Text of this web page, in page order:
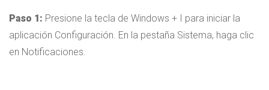
Paso 1: Presione la tecla de Windows + I para iniciar la
aplicación Configuración. En la pestaña Sistema, haga clic
en Notificaciones.